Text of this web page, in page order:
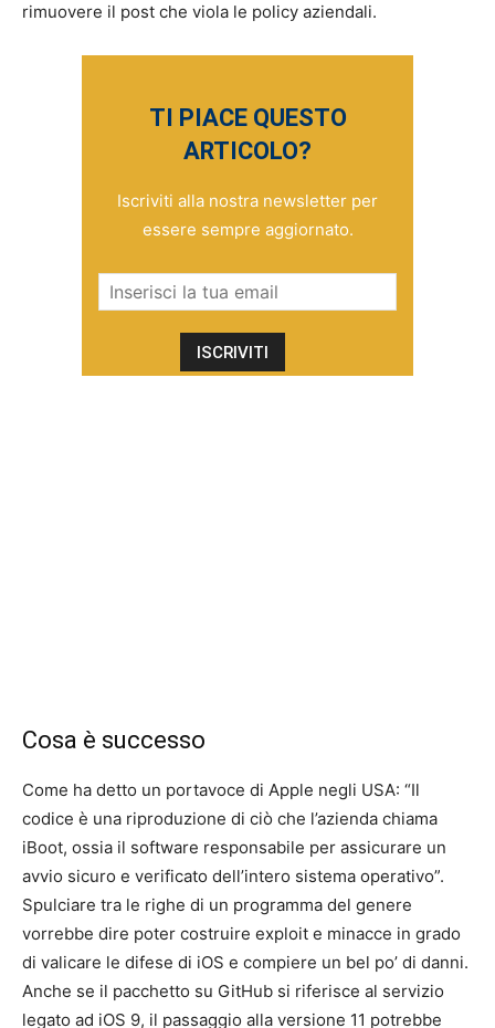
rimuovere il post che viola le policy aziendali.
TI PIACE QUESTO
ARTICOLO?
Iscriviti alla nostra newsletter per
essere sempre aggiornato.
Cosa è successo
Come ha detto un portavoce di Apple negli USA: “Il
codice è una riproduzione di ciò che l’azienda chiama
iBoot, ossia il software responsabile per assicurare un
avvio sicuro e verificato dell’intero sistema operativo”.
Spulciare tra le righe di un programma del genere
vorrebbe dire poter costruire exploit e minacce in grado
di valicare le difese di iOS e compiere un bel po’ di danni.
Anche se il pacchetto su GitHub si riferisce al servizio
legato ad iOS 9, il passaggio alla versione 11 potrebbe